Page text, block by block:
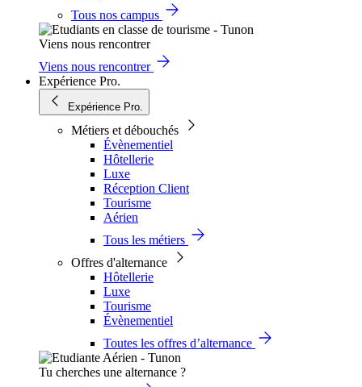
Tous nos campus
Viens nous rencontrer
Viens nous rencontrer
Expérience Pro.
Expérience Pro.
Métiers et débouchés
Évènementiel
Hôtellerie
Luxe
Réception Client
Tourisme
Aérien
Tous les métiers
Offres d'alternance
Hôtellerie
Luxe
Tourisme
Évènementiel
Toutes les offres d’alternance
Tu cherches une alternance ?